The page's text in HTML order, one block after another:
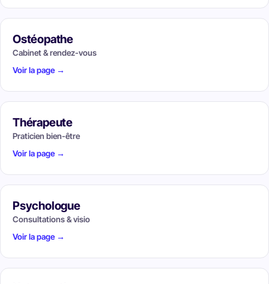
Ostéopathe
Cabinet & rendez-vous
Voir la page →
Thérapeute
Praticien bien-être
Voir la page →
Psychologue
Consultations & visio
Voir la page →